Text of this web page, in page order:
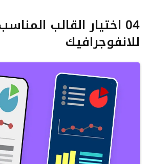
04 اختيار القالب
للانفوجرافيك